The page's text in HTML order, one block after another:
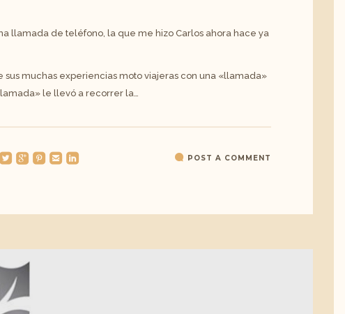
llamada de teléfono, la que me hizo Carlos ahora hace ya
muchas experiencias moto viajeras con una «llamada»
le llevó a recorrer la…
roundedtwitterbird roundedgoogleplus roundedpinterest roundedemail roundedlinkedin POST A COMMENT